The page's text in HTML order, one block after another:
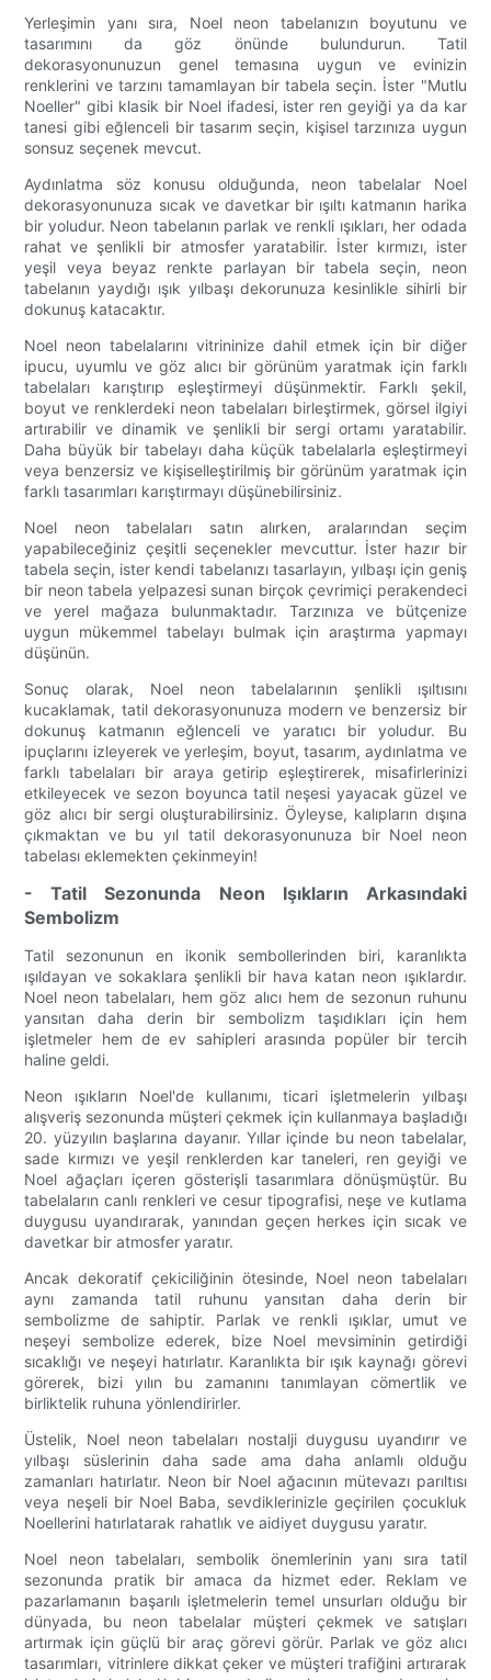
Yerleşimin yanı sıra, Noel neon tabelanızın boyutunu ve
tasarımını da göz önünde bulundurun. Tatil
dekorasyonunuzun genel temasına uygun ve evinizin
renklerini ve tarzını tamamlayan bir tabela seçin. İster "Mutlu
Noeller" gibi klasik bir Noel ifadesi, ister ren geyiği ya da kar
tanesi gibi eğlenceli bir tasarım seçin, kişisel tarzınıza uygun
sonsuz seçenek mevcut.
Aydınlatma söz konusu olduğunda, neon tabelalar Noel
dekorasyonunuza sıcak ve davetkar bir ışıltı katmanın harika
bir yoludur. Neon tabelanın parlak ve renkli ışıkları, her odada
rahat ve şenlikli bir atmosfer yaratabilir. İster kırmızı, ister
yeşil veya beyaz renkte parlayan bir tabela seçin, neon
tabelanın yaydığı ışık yılbaşı dekorunuza kesinlikle sihirli bir
dokunuş katacaktır.
Noel neon tabelalarını vitrininize dahil etmek için bir diğer
ipucu, uyumlu ve göz alıcı bir görünüm yaratmak için farklı
tabelaları karıştırıp eşleştirmeyi düşünmektir. Farklı şekil,
boyut ve renklerdeki neon tabelaları birleştirmek, görsel ilgiyi
artırabilir ve dinamik ve şenlikli bir sergi ortamı yaratabilir.
Daha büyük bir tabelayı daha küçük tabelalarla eşleştirmeyi
veya benzersiz ve kişiselleştirilmiş bir görünüm yaratmak için
farklı tasarımları karıştırmayı düşünebilirsiniz.
Noel neon tabelaları satın alırken, aralarından seçim
yapabileceğiniz çeşitli seçenekler mevcuttur. İster hazır bir
tabela seçin, ister kendi tabelanızı tasarlayın, yılbaşı için geniş
bir neon tabela yelpazesi sunan birçok çevrimiçi perakendeci
ve yerel mağaza bulunmaktadır. Tarzınıza ve bütçenize
uygun mükemmel tabelayı bulmak için araştırma yapmayı
düşünün.
Sonuç olarak, Noel neon tabelalarının şenlikli ışıltısını
kucaklamak, tatil dekorasyonunuza modern ve benzersiz bir
dokunuş katmanın eğlenceli ve yaratıcı bir yoludur. Bu
ipuçlarını izleyerek ve yerleşim, boyut, tasarım, aydınlatma ve
farklı tabelaları bir araya getirip eşleştirerek, misafirlerinizi
etkileyecek ve sezon boyunca tatil neşesi yayacak güzel ve
göz alıcı bir sergi oluşturabilirsiniz. Öyleyse, kalıpların dışına
çıkmaktan ve bu yıl tatil dekorasyonunuza bir Noel neon
tabelası eklemekten çekinmeyin!
- Tatil Sezonunda Neon Işıkların Arkasındaki
Sembolizm
Tatil sezonunun en ikonik sembollerinden biri, karanlıkta
ışıldayan ve sokaklara şenlikli bir hava katan neon ışıklardır.
Noel neon tabelaları, hem göz alıcı hem de sezonun ruhunu
yansıtan daha derin bir sembolizm taşıdıkları için hem
işletmeler hem de ev sahipleri arasında popüler bir tercih
haline geldi.
Neon ışıkların Noel'de kullanımı, ticari işletmelerin yılbaşı
alışveriş sezonunda müşteri çekmek için kullanmaya başladığı
20. yüzyılın başlarına dayanır. Yıllar içinde bu neon tabelalar,
sade kırmızı ve yeşil renklerden kar taneleri, ren geyiği ve
Noel ağaçları içeren gösterişli tasarımlara dönüşmüştür. Bu
tabelaların canlı renkleri ve cesur tipografisi, neşe ve kutlama
duygusu uyandırarak, yanından geçen herkes için sıcak ve
davetkar bir atmosfer yaratır.
Ancak dekoratif çekiciliğinin ötesinde, Noel neon tabelaları
aynı zamanda tatil ruhunu yansıtan daha derin bir
sembolizme de sahiptir. Parlak ve renkli ışıklar, umut ve
neşeyi sembolize ederek, bize Noel mevsiminin getirdiği
sıcaklığı ve neşeyi hatırlatır. Karanlıkta bir ışık kaynağı görevi
görerek, bizi yılın bu zamanını tanımlayan cömertlik ve
birliktelik ruhuna yönlendirirler.
Üstelik, Noel neon tabelaları nostalji duygusu uyandırır ve
yılbaşı süslerinin daha sade ama daha anlamlı olduğu
zamanları hatırlatır. Neon bir Noel ağacının mütevazı parıltısı
veya neşeli bir Noel Baba, sevdiklerinizle geçirilen çocukluk
Noellerini hatırlatarak rahatlık ve aidiyet duygusu yaratır.
Noel neon tabelaları, sembolik önemlerinin yanı sıra tatil
sezonunda pratik bir amaca da hizmet eder. Reklam ve
pazarlamanın başarılı işletmelerin temel unsurları olduğu bir
dünyada, bu neon tabelalar müşteri çekmek ve satışları
artırmak için güçlü bir araç görevi görür. Parlak ve göz alıcı
tasarımları, vitrinlere dikkat çeker ve müşteri trafiğini artırarak